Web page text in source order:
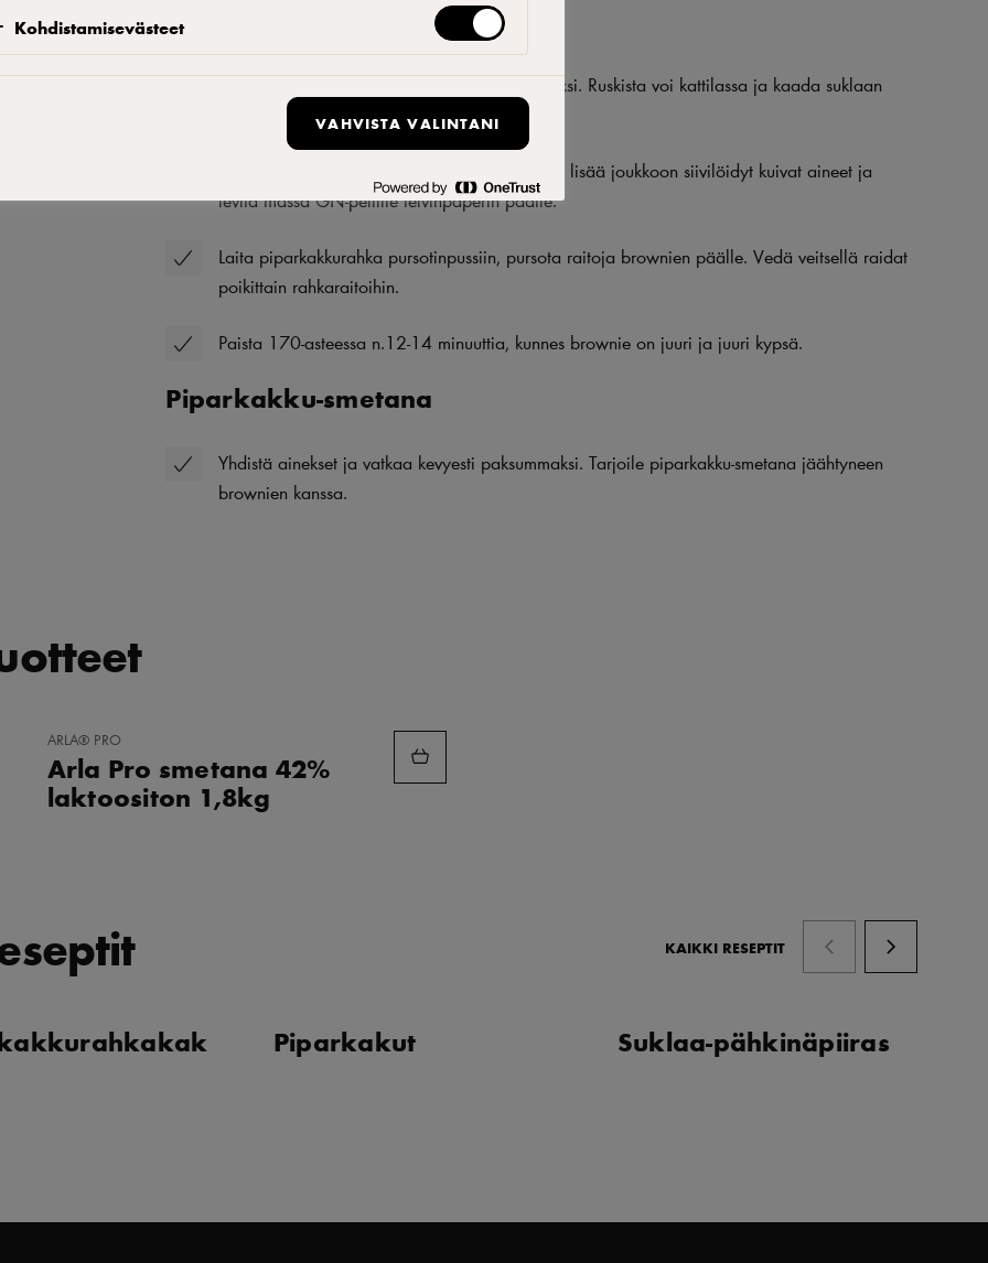
Piparkakku-suklaabrownie
Vaahdota munat ja sokeri kuohkeaksi vaahdoksi. Ruskista voi kattilassa ja kaada suklaan
päälle, sekoita tasaiseksi.
Nostele suklaamassa munavaahdon joukkoon, lisää joukkoon siivilöidyt kuivat aineet ja
levitä massa GN-pellille leivinpaperin päälle.
Laita piparkakkurahka pursotinpussiin, pursota raitoja brownien päälle. Vedä veitsellä raidat
poikittain rahkaraitoihin.
Paista 170-asteessa n.12-14 minuuttia, kunnes brownie on juuri ja juuri kypsä.
Piparkakku-smetana
Yhdistä ainekset ja vatkaa kevyesti paksummaksi. Tarjoile piparkakku-smetana jäähtyneen
brownien kanssa.
LISÄÄ
ARLA® PRO
Arla Pro smetana 42%
laktoositon 1,8kg
KAIKKI RESEPTIT
Piparkakut Suklaa-pähkinäpiiras
Kohdistamisevästeet
VAHVISTA VALINTANI